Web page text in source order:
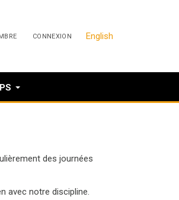
CONNEXION English
des journées
avec notre discipline.